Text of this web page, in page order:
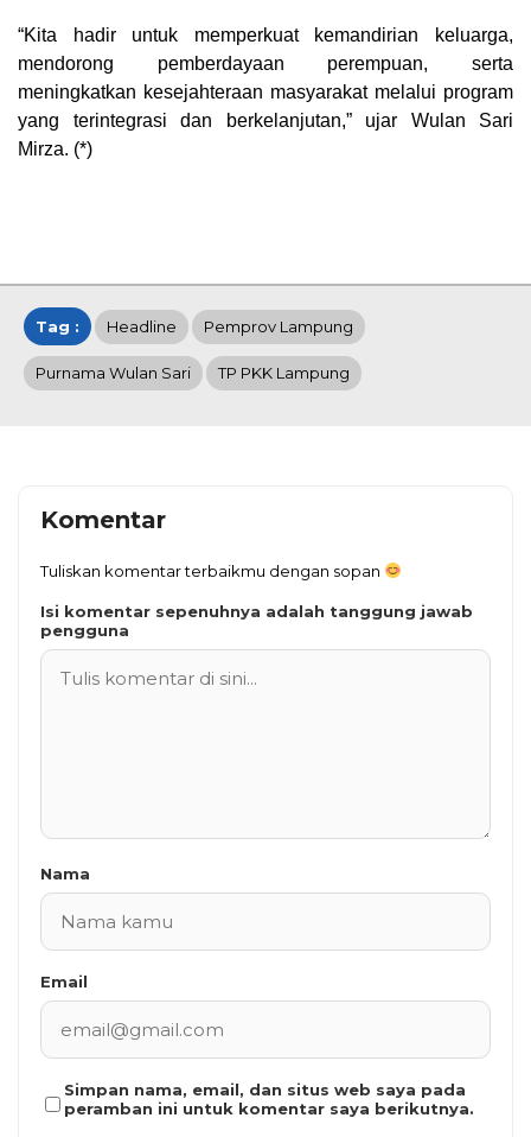
“Kita hadir untuk memperkuat kemandirian keluarga,
mendorong pemberdayaan perempuan, serta
meningkatkan kesejahteraan masyarakat melalui program
yang terintegrasi dan berkelanjutan,” ujar Wulan Sari
Mirza. (*)
Tag : Headline Pemprov Lampung
Purnama Wulan Sari TP PKK Lampung
Komentar
Tuliskan komentar terbaikmu dengan sopan
Isi komentar sepenuhnya adalah tanggung jawab
pengguna
Nama
Email
Simpan nama, email, dan situs web saya pada
peramban ini untuk komentar saya berikutnya.